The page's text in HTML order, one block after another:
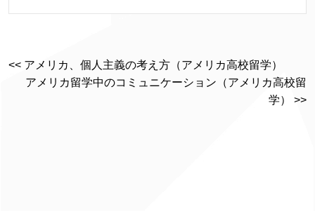
<< アメリカ、個人主義の考え方（アメリカ高校留学）
アメリカ留学中のコミュニケーション（アメリカ高校留
学） >>